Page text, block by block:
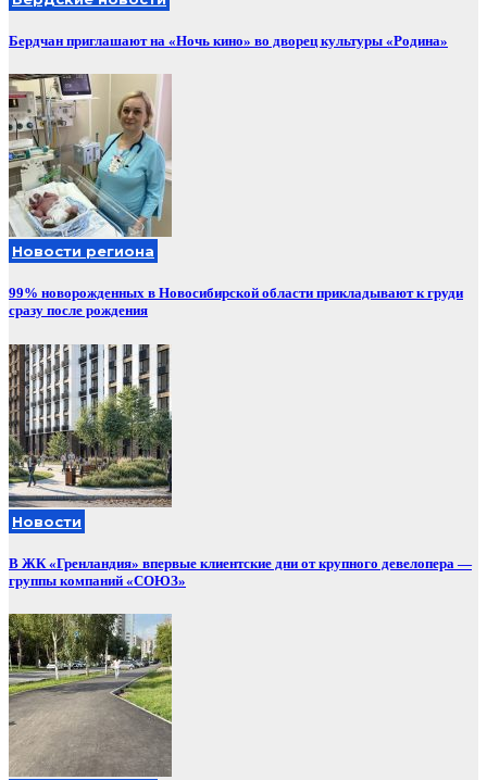
Бердчан приглашают на «Ночь кино» во дворец культуры «Родина»
Новости региона
99% новорожденных в Новосибирской области прикладывают к груди
сразу после рождения
Новости
В ЖК «Гренландия» впервые клиентские дни от крупного девелопера —
группы компаний «СОЮЗ»